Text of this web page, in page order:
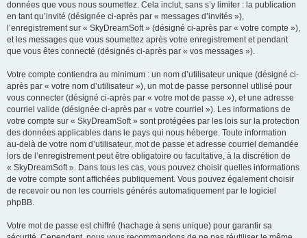
données que vous nous soumettez. Cela inclut, sans s’y limiter : la publication
en tant qu’invité (désignée ci-après par « messages d’invités »),
l’enregistrement sur « SkyDreamSoft » (désigné ci-après par « votre compte »),
et les messages que vous soumettez après votre enregistrement et pendant
que vous êtes connecté (désignés ci-après par « vos messages »).
Votre compte contiendra au minimum : un nom d’utilisateur unique (désigné ci-
après par « votre nom d’utilisateur »), un mot de passe personnel utilisé pour
vous connecter (désigné ci-après par « votre mot de passe »), et une adresse
courriel valide (désignée ci-après par « votre courriel »). Les informations de
votre compte sur « SkyDreamSoft » sont protégées par les lois sur la protection
des données applicables dans le pays qui nous héberge. Toute information
au-delà de votre nom d’utilisateur, mot de passe et adresse courriel demandée
lors de l’enregistrement peut être obligatoire ou facultative, à la discrétion de
« SkyDreamSoft ». Dans tous les cas, vous pouvez choisir quelles informations
de votre compte sont affichées publiquement. Vous pouvez également choisir
de recevoir ou non les courriels générés automatiquement par le logiciel
phpBB.
Votre mot de passe est chiffré (hachage à sens unique) pour garantir sa